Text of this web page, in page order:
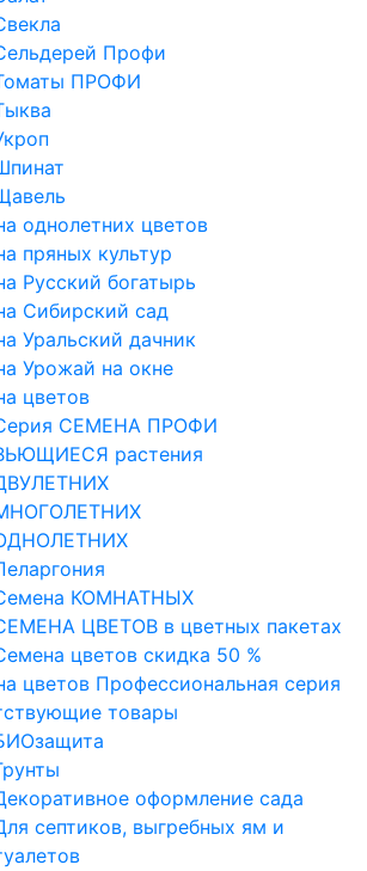
Профи
ПРОФИ
однолетних цветов
пряных культур
Русский богатырь
Сибирский сад
Уральский дачник
Урожай на окне
цветов
CЕМЕНА ПРОФИ
растения
КОМНАТНЫХ
ЦВЕТОВ в цветных пакетах
цветов скидка 50 %
цветов Профессиональная серия
товары
оформление сада
септиков, выгребных ям и